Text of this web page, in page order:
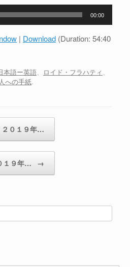
00:00
| Download (Duration: 54:40
本語ー英語、 ロイド・フラハティ、
への手紙.
２０１９年…
１９年… →